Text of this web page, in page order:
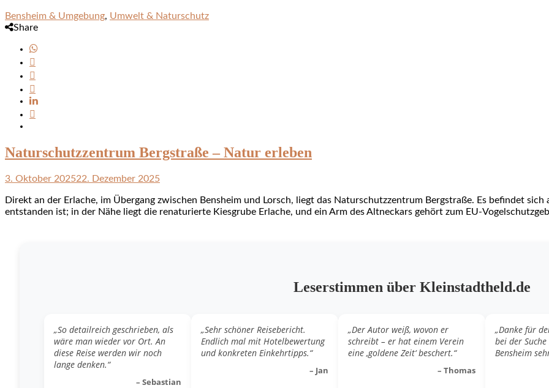
Bensheim & Umgebung, Umwelt & Naturschutz
Share
Naturschutzzentrum Bergstraße – Natur erleben
3. Oktober 202522. Dezember 2025
Direkt an der Erlache, im Übergang zwischen Bensheim und Lorsch, liegt das Naturschutzzentrum Bergstraße. Es befindet
entstanden ist; in der Nähe liegt die renaturierte Kiesgrube Erlache, und ein Arm des Altneckars gehört zum EU-
Leserstimmen über Kleinstadtheld.de
„So detailreich geschrieben, als
wäre man wieder vor Ort. An
diese Reise werden wir noch
lange denken.“
– Sebastian
„Sehr schöner Reisebericht.
Endlich mal mit Hotelbewertung
und konkreten Einkehrtipps.“
– Jan
„Der Autor weiß, wovon er
schreibt – er hat einem Verein
eine ‚goldene Zeit‘ beschert.“
– Thomas
„Danke für
bei der
Bensheim